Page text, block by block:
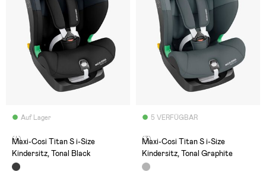
Auf Lager
(4)
Maxi-Cosi Titan S i-Size
Kindersitz, Tonal Black
5 VERFÜGBAR
(3)
Maxi-Cosi Titan S i-Size
Kindersitz, Tonal Graphite